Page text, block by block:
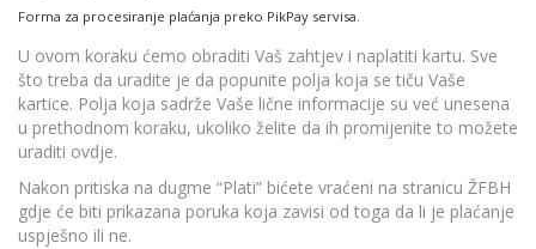
Forma za procesiranje plaćanja preko PikPay servisa.
U ovom koraku ćemo obraditi Vaš zahtjev i naplatiti kartu. Sve
što treba da uradite je da popunite polja koja se tiču Vaše
kartice. Polja koja sadrže Vaše lične informacije su već unesena
u prethodnom koraku, ukoliko želite da ih promijenite to možete
uraditi ovdje.
Nakon pritiska na dugme “Plati” bićete vraćeni na stranicu ŽFBH
gdje će biti prikazana poruka koja zavisi od toga da li je plaćanje
uspješno ili ne.